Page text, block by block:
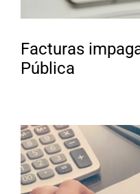
Facturas
Pública